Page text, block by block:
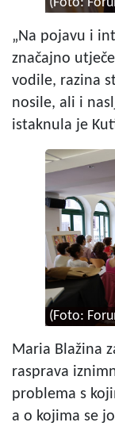
(Foto:
„Na pojavu i
značajno
vodile, razina
nosile, ali i
istaknula je
(Foto:
Maria Blažina
rasprava
problema s
a o kojima se